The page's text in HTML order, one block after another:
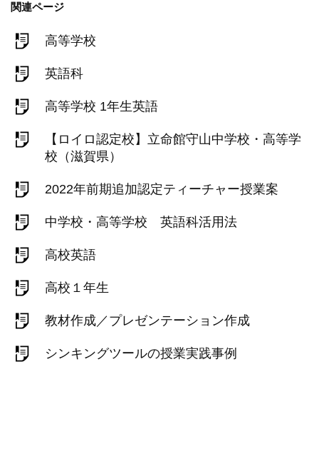
関連ページ
高等学校
英語科
高等学校 1年生英語
【ロイロ認定校】立命館守山中学校・高等学
校（滋賀県）
2022年前期追加認定ティーチャー授業案
中学校・高等学校 英語科活用法
高校英語
高校１年生
教材作成／プレゼンテーション作成
シンキングツールの授業実践事例